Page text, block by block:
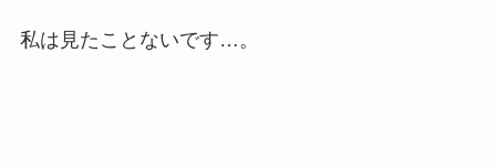
私は見たことないです…。